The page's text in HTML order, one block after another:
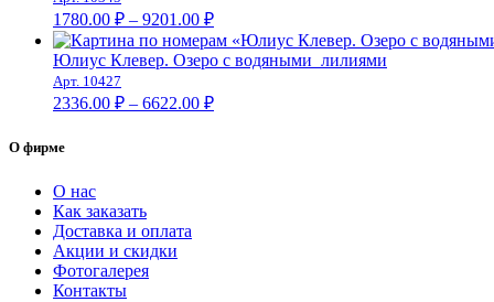
8214.00 ₽
1780.00 ₽ – 9201.00 ₽Диапазон
цен:
1780.00 ₽
9201.00 ₽
Юлиус Клевер. Озеро с водяными лилиями
Арт. 10427
2336.00 ₽ – 6622.00 ₽Диапазон
О фирме
О нас
Как заказать
Доставка и оплата
Акции и скидки
Фотогалерея
Контакты